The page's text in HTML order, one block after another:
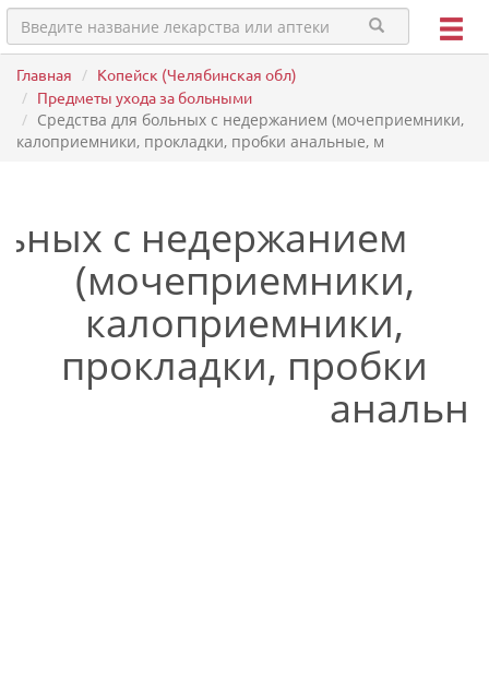
Главная
Копейск (Челябинская обл)
Предметы ухода за больными
Средства для больных с недержанием (мочеприемники,
калоприемники, прокладки, пробки анальные, м
с недержанием
(мочеприемники,
калоприемники,
прокладки, пробки